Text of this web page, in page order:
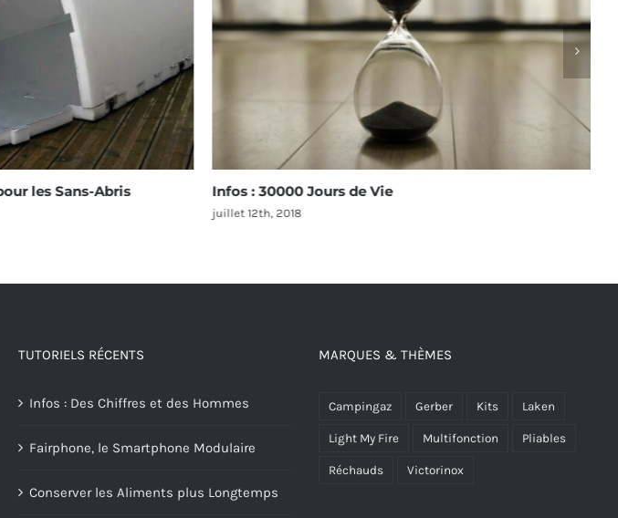
les Sans-Abris Infos : 30000 Jours de Vie
juillet 12th, 2018
TUTORIELS RÉCENTS
Infos : Des Chiffres et des Hommes
Fairphone, le Smartphone Modulaire
Conserver les Aliments plus Longtemps
MARQUES & THÈMES
Campingaz Gerber Kits Laken
Light My Fire Multifonction Pliables
Réchauds Victorinox